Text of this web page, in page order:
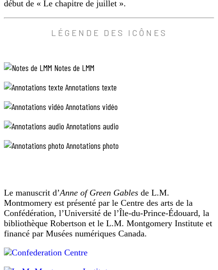
lui
dans
os
est
plus
facile
supporter
douleur
à
première
fois
depuis
des
années,
l’âme
la
vieille
dame
début de « Le chapitre de juillet ».
ANNOTATION
de
«
Old
Lady
Lloyd
»
(La
vieille
dame
«
Le
chapitre
de
juillet
LÉGENDE DES ICÔNES
Notes de LMM
Annotations texte
Annotations vidéo
Annotations audio
Annotations photo
Le manuscrit d’Anne of Green Gables de L.M.
Montmomery est présenté par le Centre des arts de la
Confédération, l’Université de l’Île-du-Prince-Édouard, la
bibliothèque Robertson et le L.M. Montgomery Institute et
financé par Musées numériques Canada.